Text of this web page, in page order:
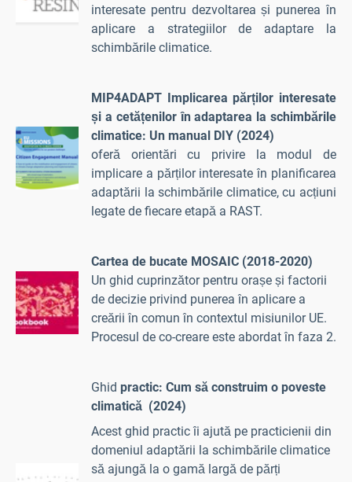
interesate pentru dezvoltarea și punerea în
aplicare a strategiilor de adaptare la
schimbările climatice.
MIP4ADAPT Implicarea părților interesate
și a cetățenilor în adaptarea la schimbările
climatice: Un manual DIY (2024)
oferă orientări cu privire la modul de
implicare a părților interesate în planificarea
adaptării la schimbările climatice, cu acțiuni
legate de fiecare etapă a RAST.
Cartea de bucate MOSAIC (2018-2020)
Un ghid cuprinzător pentru orașe și factorii
de decizie privind punerea în aplicare a
creării în comun în contextul misiunilor UE.
Procesul de co-creare este abordat în faza 2.
Ghid practic: Cum să construim o poveste
climatică (2024)
Acest ghid practic îi ajută pe practicienii din
domeniul adaptării la schimbările climatice
să ajungă la o gamă largă de părți